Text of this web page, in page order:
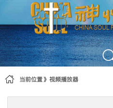
跳转到内容
当前位置 视频播放器